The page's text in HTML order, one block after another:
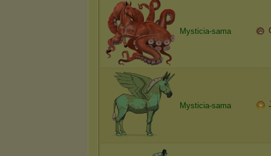
Mysticia-sama
Mysticia-sama